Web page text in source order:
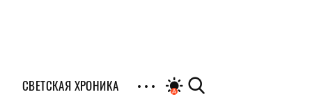
СВЕТСКАЯ ХРОНИКА